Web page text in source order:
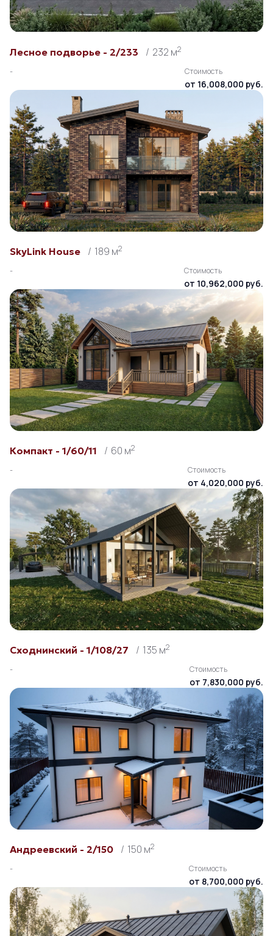
Лесное подворье - 2/233 232 м2
- Стоимость
от 16,008,000 руб.
SkyLink House 189 м2
- Стоимость
от 10,962,000 руб.
Компакт - 1/60/11 60 м2
- Стоимость
от 4,020,000 руб.
Сходнинский - 1/108/27 135 м2
- Стоимость
от 7,830,000 руб.
Андреевский - 2/150 150 м2
- Стоимость
от 8,700,000 руб.